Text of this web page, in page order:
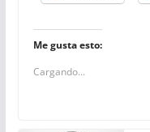
Me gusta esto:
Cargando...